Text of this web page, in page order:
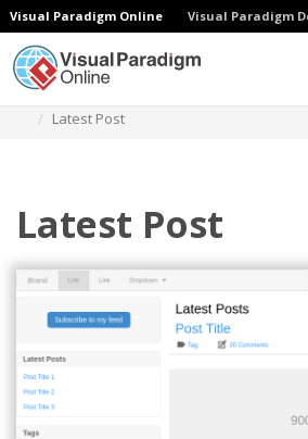
Visual Paradigm Online Visual Paradigm
Latest Post
Latest Post